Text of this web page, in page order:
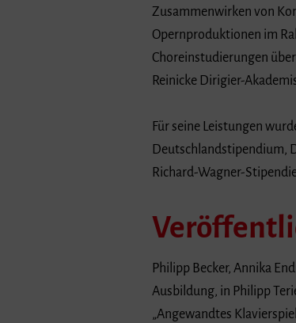
Zusammenwirken von
Opernproduktionen im
Choreinstudierungen
Reinicke Dirigier-
Für seine Leistungen
Deutschlandstipendium,
Richard-Wagner-
Philipp Becker, Annika
Ausbildung, in Philipp
„Angewandtes